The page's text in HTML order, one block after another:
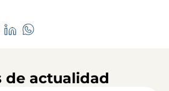
de actualidad